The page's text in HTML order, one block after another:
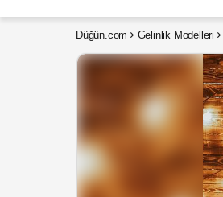
Düğün.com Gelinlik Modelleri